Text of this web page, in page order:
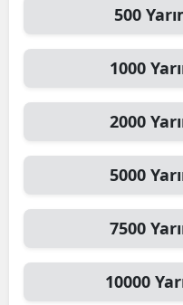
500
1000
2000
5000
7500
10000